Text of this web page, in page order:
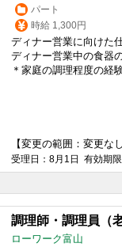
パート
時給 1,300円
ディナー営業に向けた
ディナー営業中の食器
＊家庭の調理程度の経
【変更の範囲：変更な
受理日：8月1日 有効期
調理師・調理員（
ローワーク富山